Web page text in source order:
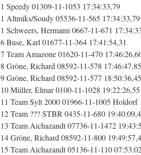
1 Speedy 01309-11-1053 17:34:33,79
1 Altmiks/Soudy 05536-11-565
1 Schweers, Hermann 0667-11-671
6 Buse, Karl 01677-11-364 17:41:54,31
7 Team Amazone 01620-11-470
8 Gröne, Richard 08592-11-578 17:46:47,85
9 Gröne, Richard 08592-11-577 18:50:36,45
10 Müller, Elmar 0100-11-1028
11 Team Sylt 2000 01966-11-1005 Holdorf
12 Team ??? STBR 0435-11-680
13 Team Aichazandt 07736-11-1472
14 Gröne, Richard 08592-11-800
15 Team Aichazandt 05136-11-110